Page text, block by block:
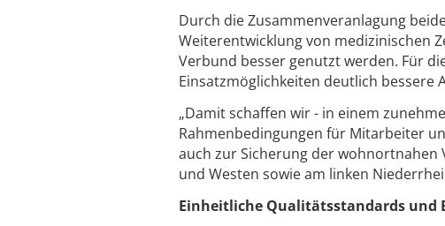
Durch die Zusammenveranlagung
Weiterentwicklung von medizinischen
Verbund besser genutzt werden. Für
Einsatzmöglichkeiten deutlich bessere
„Damit schaffen wir - in einem
Rahmenbedingungen für Mitarbeiter
auch zur Sicherung der
und Westen sowie am linken
Einheitliche Qualitätsstandards und